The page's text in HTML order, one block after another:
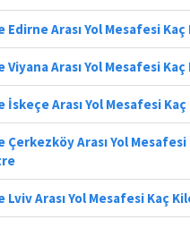
Edirne Arası Yol Mesafesi
Viyana Arası Yol Mesafesi
İskeçe Arası Yol Mesafesi
Çerkezköy Arası Yol Mesafesi
Lviv Arası Yol Mesafesi Kaç